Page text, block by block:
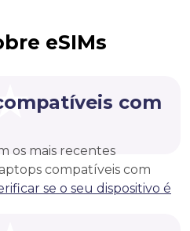
eSIMs
com
os mais recentes
compatíveis com
se o seu dispositivo é